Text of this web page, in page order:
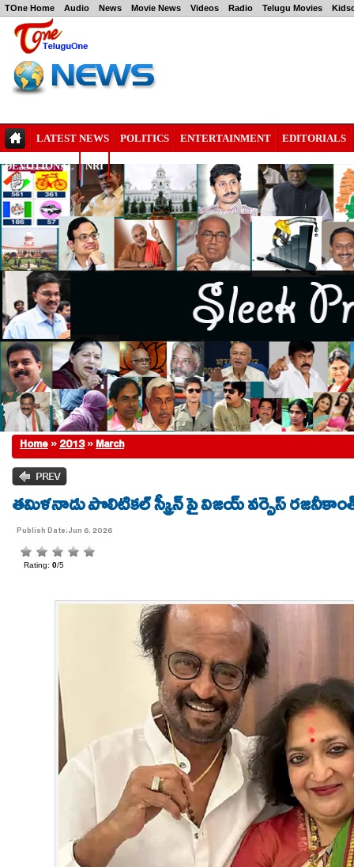
TOne Home Audio News Movie News Videos Radio Telugu Movies
LATEST NEWS POLITICS ENTERTAINMENT EDITORIALS
DEVOTIONAL NRI
Home»2013»March
తమిళనాడు పొలిటికల్ స్క్రీన్ పై విజయ్ వర్సెస్
Publish Date:Jun 6, 2026